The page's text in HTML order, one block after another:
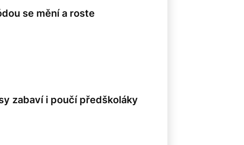
se mění a roste
zabaví i poučí předškoláky